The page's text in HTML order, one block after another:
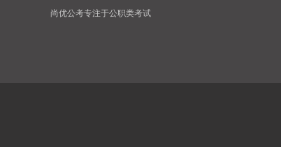
尚优公考专注于公职类考试